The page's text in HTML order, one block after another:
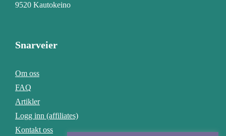
9520 Kautokeino
Snarveier
Om oss
FAQ
Artikler
Logg inn (affiliates)
Kontakt oss